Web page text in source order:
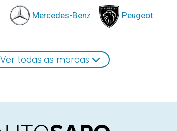
Mercedes-Benz Peugeot
Ver todas as marcas